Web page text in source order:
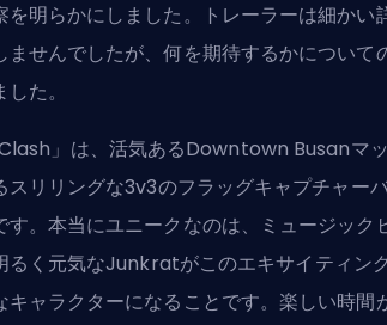
を明らかにしました。トレーラーは細かい
ませんでしたが、何を期待するかについて
た。
」は、活気あるDowntown Busanマ
スリリングな3v3のフラッグキャプチャー
す。本当にユニークなのは、ミュージック
るく元気なJunkratがこのエキサイティン
ャラクターになることです。楽しい時間